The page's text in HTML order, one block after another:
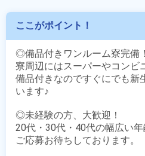
ここがポイント！
◎備品付きワンルーム寮完備！
寮周辺にはスーパーやコンビ
備品付きなのですぐにでも新
います♪
◎未経験の方、大歓迎！
20代・30代・40代の幅広い年
ご応募お待ちしております。